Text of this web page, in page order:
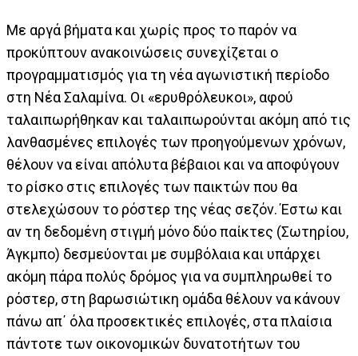
Με αργά βήματα και χωρίς προς το παρόν να
προκύπτουν ανακοινώσεις συνεχίζεται ο
προγραμματισμός για τη νέα αγωνιστική περίοδο
στη Νέα Σαλαμίνα. Οι «ερυθρόλευκοι», αφού
ταλαιπωρήθηκαν και ταλαιπωρούνται ακόμη από τις
λανθασμένες επιλογές των προηγούμενων χρόνων,
θέλουν να είναι απόλυτα βέβαιοι και να αποφύγουν
το ρίσκο στις επιλογές των παικτών που θα
στελεχώσουν το ρόστερ της νέας σεζόν. Έστω και
αν τη δεδομένη στιγμή μόνο δύο παίκτες (Σωτηρίου,
Άγκμπο) δεσμεύονται με συμβόλαια και υπάρχει
ακόμη πάρα πολύς δρόμος για να συμπληρωθεί το
ρόστερ, στη βαρωσιώτικη ομάδα θέλουν να κάνουν
πάνω απ΄ όλα προσεκτικές επιλογές, στα πλαίσια
πάντοτε των οικονομικών δυνατοτήτων του